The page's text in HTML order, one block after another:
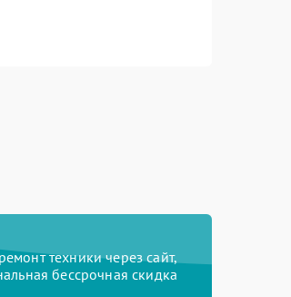
техники через сайт,
бессрочная скидка